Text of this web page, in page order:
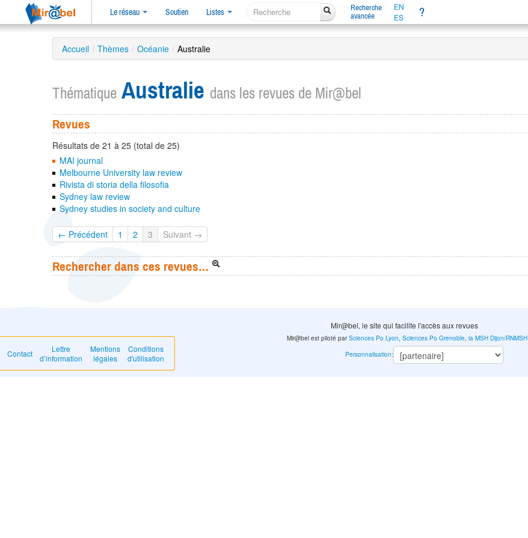
Le réseau Soutien Listes
Recherche
avancée
EN
ES
?
Accueil / Thèmes / Océanie / Australie
Thématique Australie dans les revues de Mir@bel
Revues
Résultats de 21 à 25 (total de 25)
MAI journal
Melbourne University law review
Rivista di storia della filosofia
Sydney law review
Sydney studies in society and culture
← Précédent 1 2 3 Suivant →
Rechercher dans ces revues…
Mir@bel, le site qui facilite l'accès aux revues
Contact
Lettre
d’information
Mentions
légales
Conditions
d'utilisation
Mir@bel est piloté parSciences Po Lyon,Sciences Po Grenoble,la MSH Dijon/RNMSH
Personnalisation: